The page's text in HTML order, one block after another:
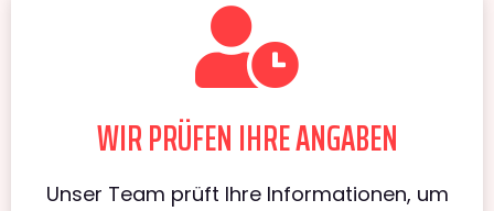
WIR PRÜFEN IHRE ANGABEN
Unser Team prüft Ihre Informationen, um